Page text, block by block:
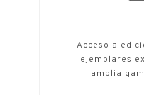
Acceso a
ejemplares
amplia